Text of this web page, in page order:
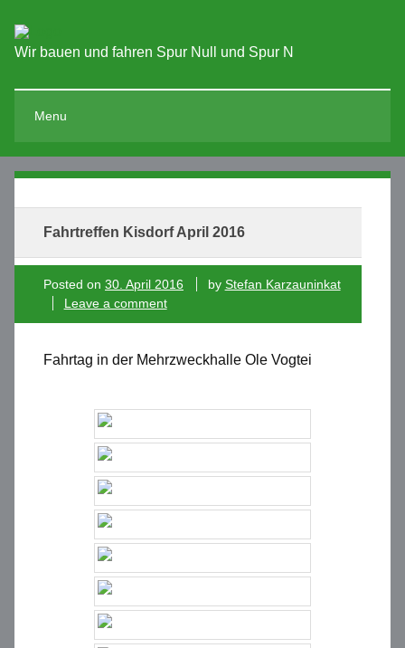
Wir bauen und fahren Spur Null und Spur N
Menu
Fahrtreffen Kisdorf April 2016
Posted on 30. April 2016 by Stefan Karzauninkat
Leave a comment
Fahrtag in der Mehrzweckhalle Ole Vogtei